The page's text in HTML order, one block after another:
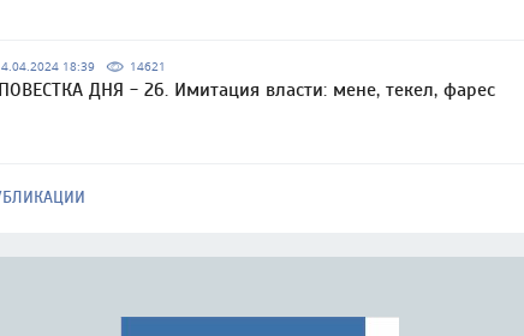
18:39 14621
ПОВЕСТКА ДНЯ - 26. Имитация власти: мене, текел, фарес